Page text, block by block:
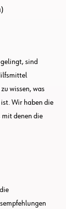
sind
wissen, was
Wir haben die
mit denen die